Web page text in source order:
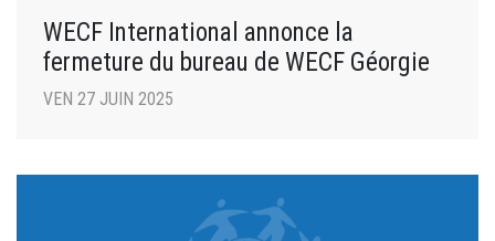
WECF International annonce la
fermeture du bureau de WECF Géorgie
VEN 27 JUIN 2025